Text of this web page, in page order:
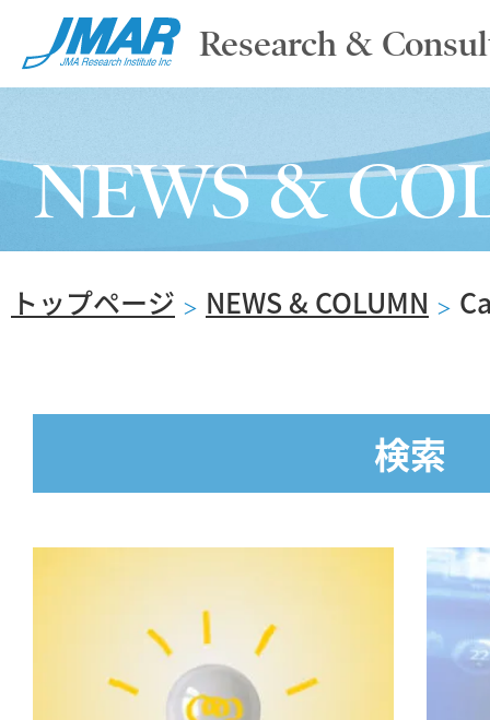
Research &
ABOUT
SERVICE
NEWS & COLUMN
COMPANY
NEWS &
トップページ ＞ NEWS & COLUMN ＞
検索